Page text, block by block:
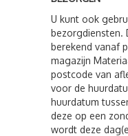
U kunt ook
bezorgdiensten.
berekend vanaf
magazijn
postcode van
voor de
huurdatum
deze op een
wordt deze